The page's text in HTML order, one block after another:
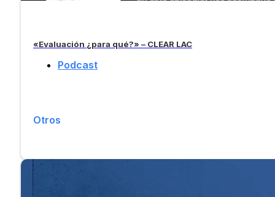
«Evaluación ¿para qué?» – CLEAR LAC
Podcast
Otros